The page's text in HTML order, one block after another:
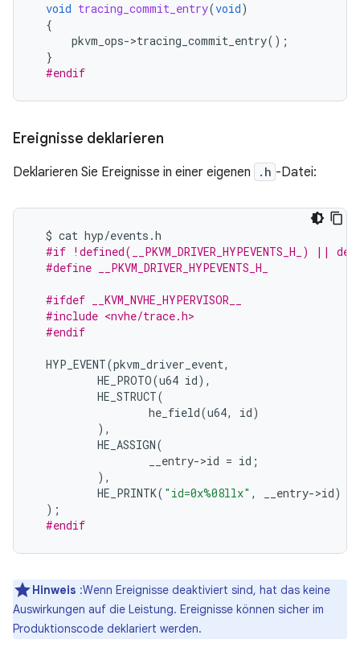
void tracing_commit_entry(void)
{
pkvm_ops->tracing_commit_entry();
}
#endif
Ereignisse deklarieren
Deklarieren Sie Ereignisse in einer eigenen .h -Datei:
$ cat hyp/events .h
#if !defined(__PKVM_DRIVER_HYPEVENTS_H_) ||
#define __PKVM_DRIVER_HYPEVENTS_H_
#ifdef __KVM_NVHE_HYPERVISOR__
#include <nvhe/trace.h>
#endif
HYP_EVENT(pkvm_driver_event,
HE_PROTO(u64 id),
HE_STRUCT(
he_field(u64, id)
),
HE_ASSIGN(
__entry->id = id ;
),
HE_PRINTK( "id=0x%08llx" , __entry->id)
);
#endif
Hinweis :Wenn Ereignisse deaktiviert sind, hat das keine
Auswirkungen auf die Leistung. Ereignisse können sicher im
Produktionscode deklariert werden.